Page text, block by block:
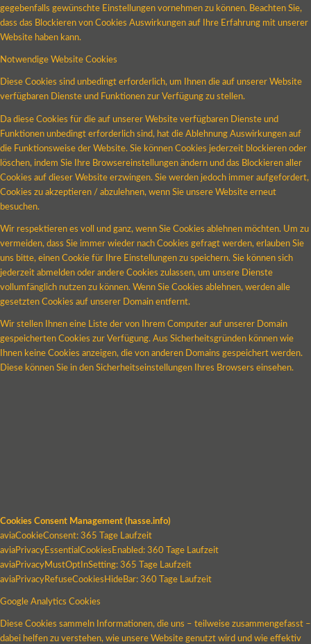
gegebenfalls gewünschte Einstellungen vornehmen zu können. Beachten Sie,
dass das Blockieren von Cookies Auswirkungen auf Ihre Erfahrung mit unserer
Website haben kann.
Notwendige Website Cookies
Diese Cookies sind unbedingt erforderlich, um Ihnen die auf unserer Website
verfügbaren Dienste und Funktionen zur Verfügung zu stellen.
Da diese Cookies für die auf unserer Website verfügbaren Dienste und
Funktionen unbedingt erforderlich sind, hat die Ablehnung Auswirkungen auf
die Funktionsweise der Website. Sie können Cookies jederzeit blockieren oder
löschen, indem Sie Ihre Browsereinstellungen ändern und das Blockieren aller
Cookies auf dieser Website erzwingen. Sie werden jedoch immer aufgefordert,
Cookies zu akzeptieren / abzulehnen, wenn Sie unsere Website erneut
besuchen.
Wir respektieren es voll und ganz, wenn Sie Cookies ablehnen möchten. Um zu
vermeiden, dass Sie immer wieder nach Cookies gefragt werden, erlauben Sie
uns bitte, einen Cookie für Ihre Einstellungen zu speichern. Sie können sich
jederzeit abmelden oder andere Cookies zulassen, um unsere Dienste
vollumfänglich nutzen zu können. Wenn Sie Cookies ablehnen, werden alle
gesetzten Cookies auf unserer Domain entfernt.
Wir stellen Ihnen eine Liste der von Ihrem Computer auf unserer Domain
gespeicherten Cookies zur Verfügung. Aus Sicherheitsgründen können wie
Ihnen keine Cookies anzeigen, die von anderen Domains gespeichert werden.
Diese können Sie in den Sicherheitseinstellungen Ihres Browsers einsehen.
Cookies Consent Management (hasse.info)
aviaCookieConsent: 365 Tage Laufzeit
aviaPrivacyEssentialCookiesEnabled: 360 Tage Laufzeit
aviaPrivacyMustOptInSetting: 365 Tage Laufzeit
aviaPrivacyRefuseCookiesHideBar: 360 Tage Laufzeit
Google Analytics Cookies
Diese Cookies sammeln Informationen, die uns – teilweise zusammengefasst –
dabei helfen zu verstehen, wie unsere Website genutzt wird und wie effektiv